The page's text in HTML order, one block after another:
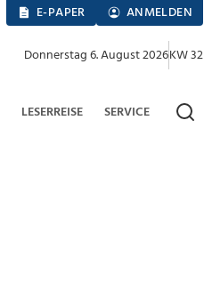
E-PAPER ANMELDEN
Donnerstag 6. August 2026KW 32
LESERREISE SERVICE